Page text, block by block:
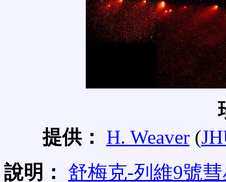
提供： H. Weaver(
說明： 舒梅克-列維9號